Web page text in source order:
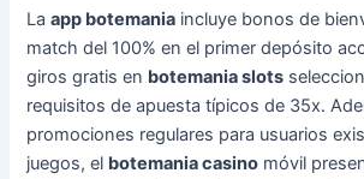
Laapp botemania incluye bonos de
match del 100% en el primer depósito
giros gratis en botemania slots
requisitos de apuesta típicos de 35x.
promociones regulares para usuarios
juegos, el botemania casino móvil